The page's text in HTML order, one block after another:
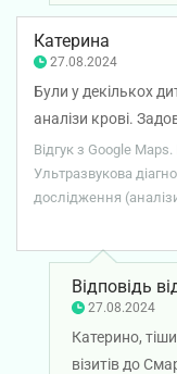
Катерина
27.08.2024
Були у декількох
аналізи крові.
невропатологом,
поводила себе з
дитячі лікарі
дбайливий підхід
пригощають
браслетами, що
маніпуляцій.
Відгук з Google
Ультразвукова
дослідження
Відповідь
27.08.2024
Катерино,
візитів до